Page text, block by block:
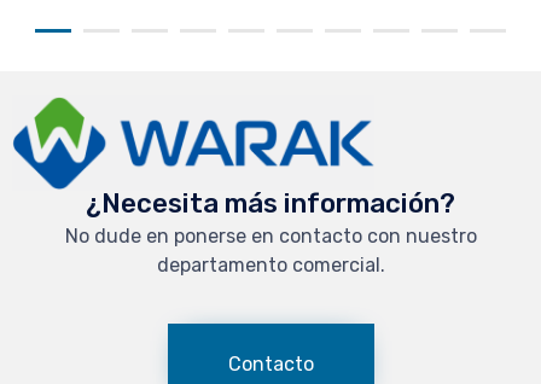
¿Necesita más información?
No dude en ponerse en contacto con nuestro
departamento comercial.
Contacto